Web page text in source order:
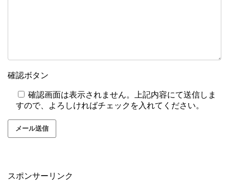
確認ボタン
確認画面は表示されません。上記内容にて送信しま
すので、よろしければチェックを入れてください。
スポンサーリンク